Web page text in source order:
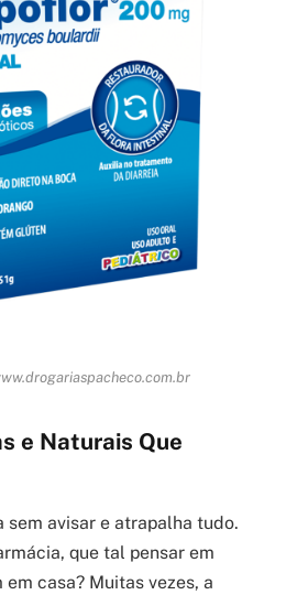
e Naturais Que
sem avisar e atrapalha tudo.
que tal pensar em
casa? Muitas vezes, a